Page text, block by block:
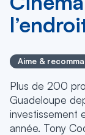
Aime &
Plus de 200
Guadeloupe
investissement
année. Tony